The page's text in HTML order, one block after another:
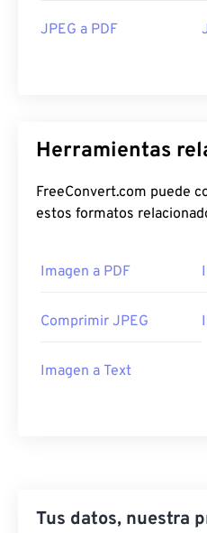
JPEG a PDF
Herramientas
FreeConvert.com puede
estos formatos
Imagen a PDF
Comprimir JPEG
Imagen a Text
Tus datos, nuestra